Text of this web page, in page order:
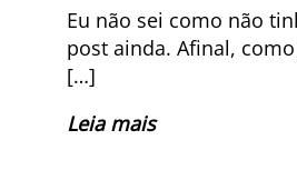
Eu não sei como não
post ainda. Afinal,
[…]
Leia mais